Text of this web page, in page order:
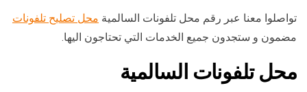
تواصلوا معنا عبر رقم محل تلفونات السالمية محل تصليح تلفونات
مضمون و ستجدون جميع الخدمات التي تحتاجون اليها.
محل تلفونات السالمية